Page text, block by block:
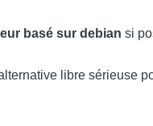
basé sur debian si
libre sérieuse